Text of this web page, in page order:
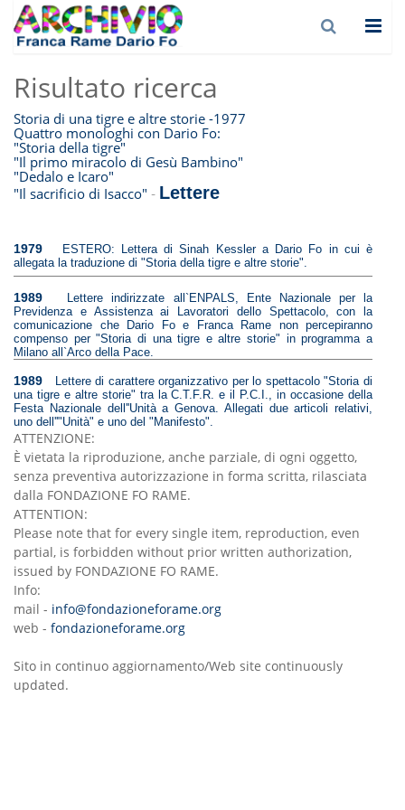
Risultato ricerca
Storia di una tigre e altre storie -1977
Quattro monologhi con Dario Fo:
"Storia della tigre"
"Il primo miracolo di Gesù Bambino"
"Dedalo e Icaro"
"Il sacrificio di Isacco" - Lettere
1979
ESTERO: Lettera di Sinah Kessler a Dario Fo in cui è
allegata la traduzione di "Storia della tigre e altre storie".
1989
Lettere indirizzate all`ENPALS, Ente Nazionale per la
Previdenza e Assistenza ai Lavoratori dello Spettacolo, con la
comunicazione che Dario Fo e Franca Rame non percepiranno
compenso per "Storia di una tigre e altre storie" in programma a
Milano all`Arco della Pace.
1989
Lettere di carattere organizzativo per lo spettacolo "Storia di
una tigre e altre storie" tra la C.T.F.R. e il P.C.I., in occasione della
Festa Nazionale dell''Unità a Genova. Allegati due articoli relativi,
uno dell''"Unità" e uno del "Manifesto".
ATTENZIONE:
È vietata la riproduzione, anche parziale, di ogni oggetto,
senza preventiva autorizzazione in forma scritta, rilasciata
dalla FONDAZIONE FO RAME.
ATTENTION:
Please note that for every single item, reproduction, even
partial, is forbidden without prior written authorization,
issued by FONDAZIONE FO RAME.
Info:
mail - info@fondazioneforame.org
web - fondazioneforame.org
Sito in continuo aggiornamento/Web site continuously
updated.